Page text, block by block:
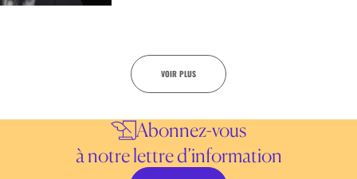
VOIR PLUS
Abonnez-vous
à notre lettre d’information